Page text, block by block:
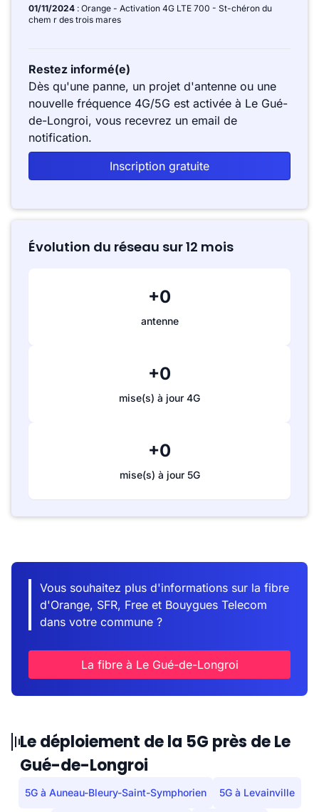
01/11/2024 : Orange - Activation 4G LTE 700 - St-chéron du
chem r des trois mares
Restez informé(e)
Dès qu'une panne, un projet d'antenne ou une
nouvelle fréquence 4G/5G est activée à Le Gué-
de-Longroi, vous recevrez un email de
notification.
Inscription gratuite
Évolution du réseau sur 12 mois
+0
antenne
+0
mise(s) à jour 4G
+0
mise(s) à jour 5G
Vous souhaitez plus d'informations sur la fibre
d'Orange, SFR, Free et Bouygues Telecom
dans votre commune ?
La fibre à Le Gué-de-Longroi
Le déploiement de la 5G près de Le
Gué-de-Longroi
5G à Auneau-Bleury-Saint-Symphorien 5G à Levainville